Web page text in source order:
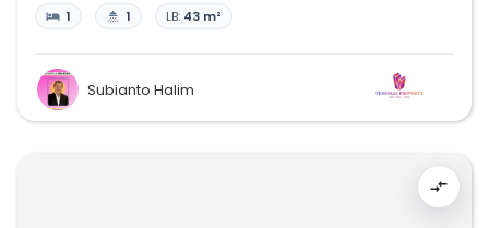
1 1 LB: 43 m²
Subianto Halim